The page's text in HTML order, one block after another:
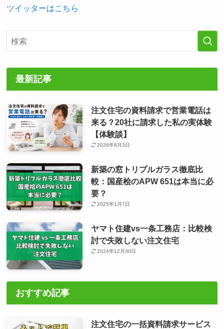
ツイッターはこちら
最新記事
注文住宅の資料請求で営業電話は
来る？20社に請求した私の実体験
【体験談】
2026年8月3日
新築の窓トリプルガラス徹底比
較：国産桧のAPW 651は本当に必
要？
2025年1月7日
ヤマト住建vs一条工務店：比較検
討で失敗しない注文住宅
2024年12月30日
おすすめ記事
注文住宅の一括資料請求サービス